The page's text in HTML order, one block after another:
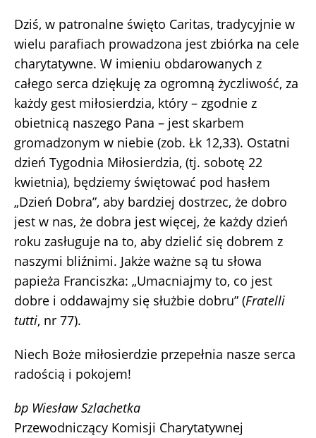
Dziś, w patronalne święto Caritas, tradycyjnie w
wielu parafiach prowadzona jest zbiórka na cele
charytatywne. W imieniu obdarowanych z
całego serca dziękuję za ogromną życzliwość, za
każdy gest miłosierdzia, który – zgodnie z
obietnicą naszego Pana – jest skarbem
gromadzonym w niebie (zob. Łk 12,33). Ostatni
dzień Tygodnia Miłosierdzia, (tj. sobotę 22
kwietnia), będziemy świętować pod hasłem
„Dzień Dobra”, aby bardziej dostrzec, że dobro
jest w nas, że dobra jest więcej, że każdy dzień
roku zasługuje na to, aby dzielić się dobrem z
naszymi bliźnimi. Jakże ważne są tu słowa
papieża Franciszka: „Umacniajmy to, co jest
dobre i oddawajmy się służbie dobru” (Fratelli
tutti, nr 77).
Niech Boże miłosierdzie przepełnia nasze serca
radością i pokojem!
bp Wiesław Szlachetka
Przewodniczący Komisji Charytatywnej